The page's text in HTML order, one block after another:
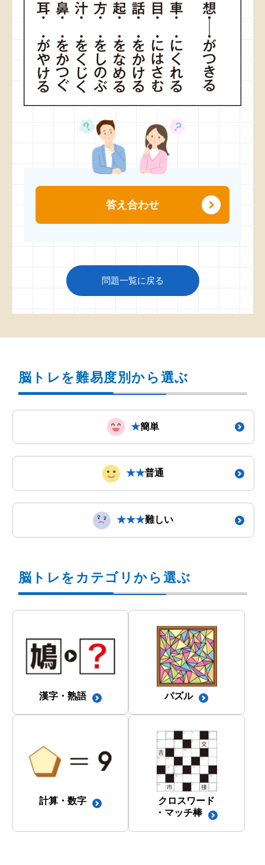
答え合わせ
問題一覧に戻る
脳トレを難易度別から選ぶ
★簡単
★★普通
★★★難しい
脳トレをカテゴリから選ぶ
漢字・熟語 パズル
計算・数字
クロスワード
・マッチ棒